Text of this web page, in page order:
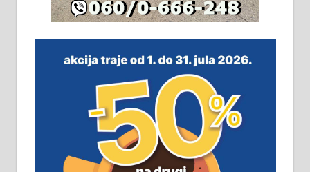
На продају легализована, нова,
м2 са плацем од 8 ари у Зеленом
виру у Алексинцу. Могућа
замена. 064/21-63-584
ПОСЛОВНИ ОГЛАСИ